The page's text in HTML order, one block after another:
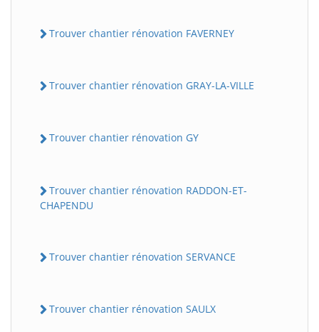
Trouver chantier rénovation FAVERNEY
Trouver chantier rénovation GRAY-LA-VILLE
Trouver chantier rénovation GY
Trouver chantier rénovation RADDON-ET-
CHAPENDU
Trouver chantier rénovation SERVANCE
Trouver chantier rénovation SAULX